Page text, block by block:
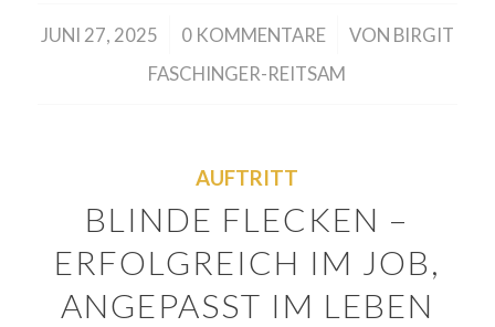
JUNI 27, 2025
/ 0 KOMMENTARE
/ VON BIRGIT
FASCHINGER-REITSAM
AUFTRITT
BLINDE FLECKEN –
ERFOLGREICH IM JOB,
ANGEPASST IM LEBEN